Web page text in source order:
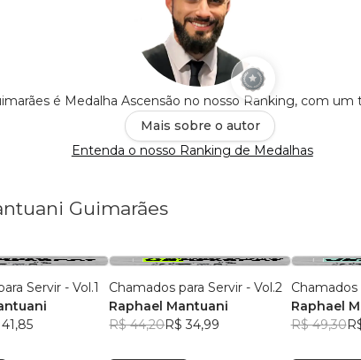
é Medalha Ascensão no nosso Ranking, com um
Mais sobre o autor
Entenda o nosso Ranking de Medalhas
Guimarães
Servir - Vol.1
Chamados para Servir - Vol.2
Raphael Mantuani
R$ 44,20R$ 34,99
Chamados
Raphael
R$ 49,30